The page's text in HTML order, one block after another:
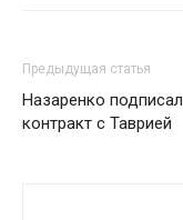
Предыдущая статья
Назаренко подписал
контракт с Таврией